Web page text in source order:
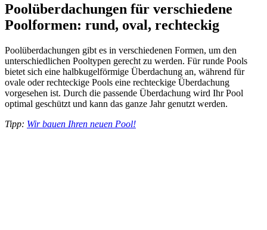
Poolüberdachungen für verschiedene
Poolformen: rund, oval, rechteckig
Poolüberdachungen gibt es in verschiedenen Formen, um den
unterschiedlichen Pooltypen gerecht zu werden. Für runde Pools
bietet sich eine halbkugelförmige Überdachung an, während für
ovale oder rechteckige Pools eine rechteckige Überdachung
vorgesehen ist. Durch die passende Überdachung wird Ihr Pool
optimal geschützt und kann das ganze Jahr genutzt werden.
Tipp: Wir bauen Ihren neuen Pool!